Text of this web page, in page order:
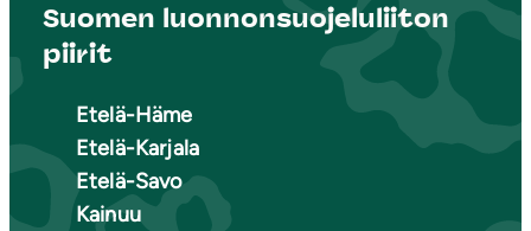
Suomen luonnonsuojeluliiton
piirit
Etelä-Häme
Etelä-Karjala
Etelä-Savo
Kainuu